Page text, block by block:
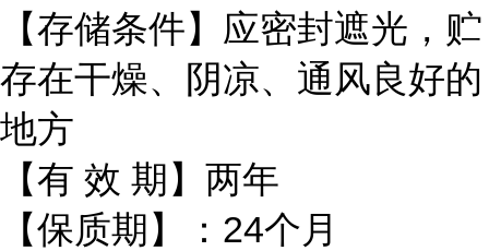
【存储条件】应密封遮光，贮
存在干燥、阴凉、通风良好的
地方
【有 效 期】两年
【保质期】：24个月